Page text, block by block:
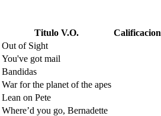
Titulo V.O. Calificacion
Out of Sight
You've got mail
Bandidas
War for the planet of the apes
Lean on Pete
Where’d you go, Bernadette